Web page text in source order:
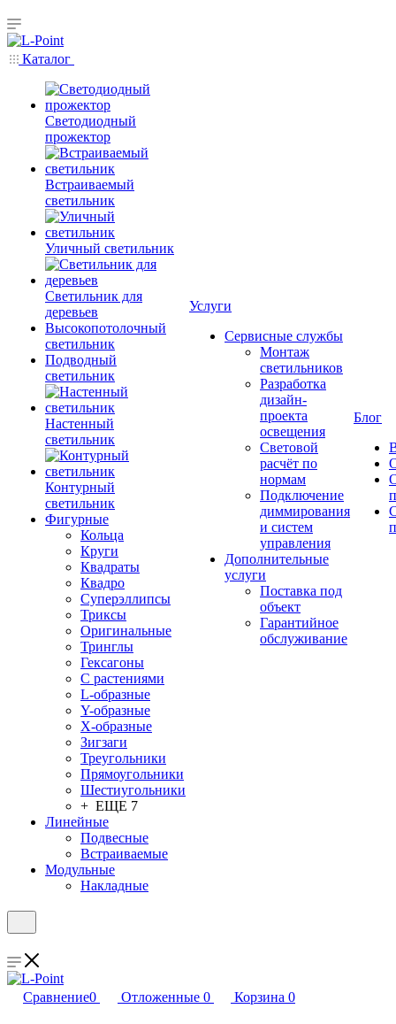
Каталог
Светодиодный
прожектор
Встраиваемый
светильник
Уличный светильник
Светильник для
деревьев
Высокопотолочный
светильник
Подводный
светильник
Настенный
светильник
Контурный
светильник
Фигурные
Кольца
Круги
Квадраты
Квадро
Суперэллипсы
Триксы
Оригинальные
Тринглы
Гексагоны
С растениями
L-образные
Y-образные
X-образные
Зигзаги
Треугольники
Прямоугольники
Шестиугольники
+ ЕЩЕ 7
Линейные
Подвесные
Встраиваемые
Модульные
Накладные
Услуги
Сервисные службы
Монтаж
светильников
Разработка
дизайн-
проекта
освещения
Световой
расчёт по
нормам
Подключение
диммирования
и систем
управления
Дополнительные
услуги
Поставка под
объект
Гарантийное
обслуживание
Блог
Сравнение0 Отложенные 0 Корзина 0